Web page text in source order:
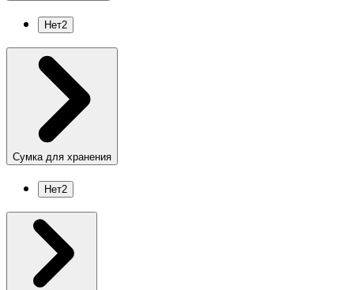
Нет2
Сумка для хранения
Нет2